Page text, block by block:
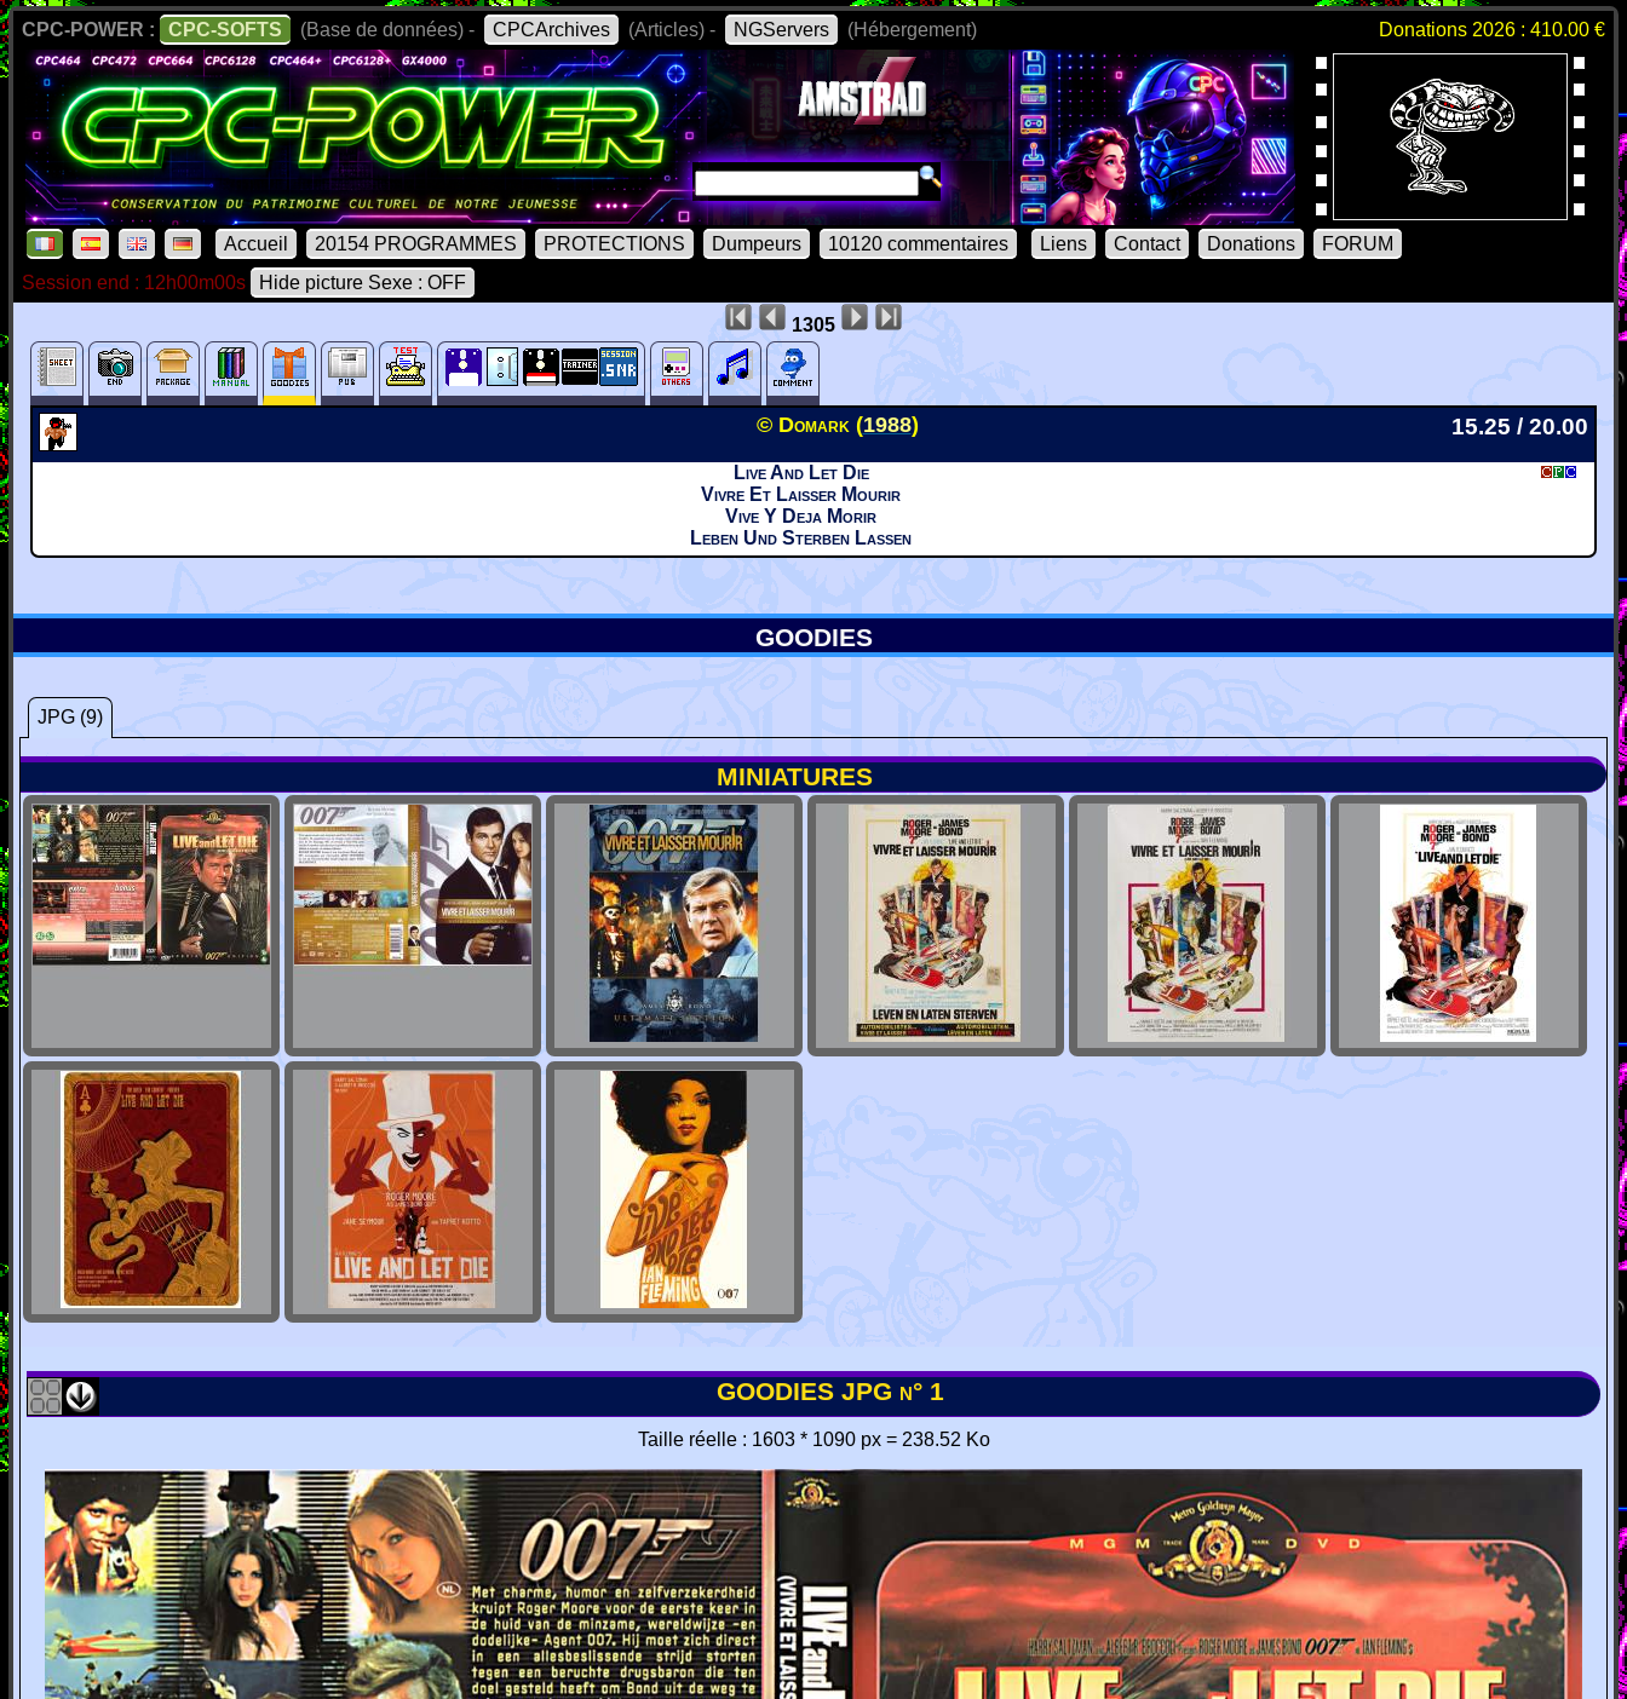
CPC-POWER : CPC-SOFTS (Base de données) - CPCArchives (Articles) - NGServers (Hébergement) Donations 2026 : 410.00 €
Accueil 20154 PROGRAMMES PROTECTIONS Dumpeurs 10120 commentaires Liens Contact Donations
FORUM
Session end : 12h00m00s
Hide picture Sexe : OFF
1305
© Domark (1988) 15.25 / 20.00
Live And Let Die
Vivre Et Laisser Mourir
Vive Y Deja Morir
Leben Und Sterben Lassen
GOODIES
JPG (9)
MINIATURES
GOODIES JPG n° 1
Taille réelle : 1603 * 1090 px = 238.52 Ko